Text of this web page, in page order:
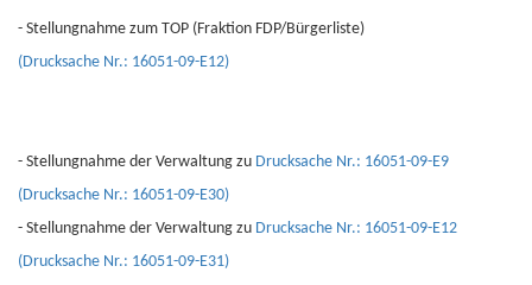
- Stellungnahme zum TOP (Fraktion FDP/Bürgerliste)
(Drucksache Nr.: 16051-09-E12)
- Stellungnahme der Verwaltung zu Drucksache Nr.: 16051-09-E9
(Drucksache Nr.: 16051-09-E30)
- Stellungnahme der Verwaltung zu Drucksache Nr.: 16051-09-E12
(Drucksache Nr.: 16051-09-E31)